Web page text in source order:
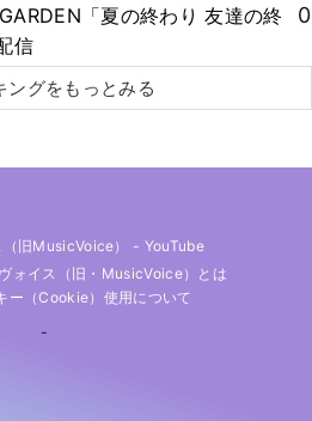
「夏の終わり 友達の終
信
0
ングをもっとみる
旧MusicVoice） - YouTube
ォイス（旧・MusicVoice）とは
ー（cookie）使用について
-